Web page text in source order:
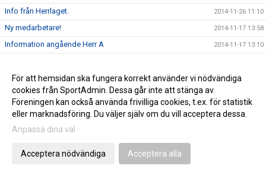
Info från Herrlaget. 2014-11-26 11:10
Ny medarbetare! 2014-11-17 13:58
Information angående Herr A 2014-11-17 13:10
Stöd Stattena IF:s ungdomar genom Svenska Spel 2014-02-03 08:30
Stattena IF på väg mot toppen 2014-01-01 08:54
Gå till Webbversion
För att hemsidan ska fungera korrekt använder vi nödvändiga
cookies från SportAdmin. Dessa går inte att stänga av.
Föreningen kan också använda frivilliga cookies, t.ex. för statistik
eller marknadsföring. Du väljer själv om du vill acceptera dessa.
Anpassa dina val
Acceptera nödvändiga Acceptera alla